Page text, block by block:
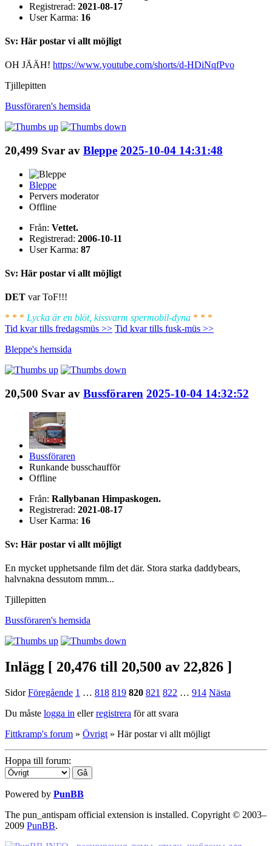
Registrerad: 2021-08-17
User Karma: 16
Sv: Här postar vi allt möjligt
OH JÄÄH! https://www.youtube.com/shorts/d-HDiNqfPvo
Tjillepitten
Bussföraren's hemsida
20,499 Svar av Bleppe 2025-10-04 14:31:48
Bleppe
Pervers moderator
Offline
Från: Vettet.
Registrerad: 2006-10-11
User Karma: 87
Sv: Här postar vi allt möjligt
DET var ToF!!!
* * * Lycka är en blöt, kissvarm spermobil-dyna * * *
Tid kvar tills fredagsmüs >> Tid kvar tills fusk-müs >>
Bleppe's hemsida
20,500 Svar av Bussföraren 2025-10-04 14:32:52
Bussföraren
Runkande busschaufför
Offline
Från: Rallybanan Himpaskogen.
Registrerad: 2021-08-17
User Karma: 16
Sv: Här postar vi allt möjligt
En mycket upphetsande film det där. Stora starka daddybears,
halvnakna dessutom mmm...
Tjillepitten
Bussföraren's hemsida
Inlägg [ 20,476 till 20,500 av 22,826 ]
Sidor Föregående 1 … 818 819 820 821 822 … 914 Nästa
Du måste logga in ellerregistrera för att svara
Fittkramp's forum » Övrigt » Här postar vi allt möjligt
Hoppa till forum:
Powered by PunBB
The pun_antispam official extension is installed. Copyright © 2003–
2009 PunBB.